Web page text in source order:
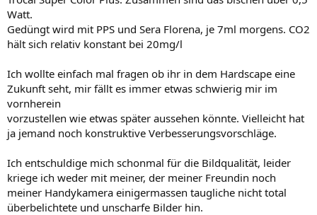
Watt.
Gedüngt wird mit PPS und Sera Florena, je 7ml morgens. CO2
hält sich relativ konstant bei 20mg/l
Ich wollte einfach mal fragen ob ihr in dem Hardscape eine
Zukunft seht, mir fällt es immer etwas schwierig mir im
vornherein
vorzustellen wie etwas später aussehen könnte. Vielleicht hat
ja jemand noch konstruktive Verbesserungsvorschläge.
Ich entschuldige mich schonmal für die Bildqualität, leider
kriege ich weder mit meiner, der meiner Freundin noch
meiner Handykamera einigermassen taugliche nicht total
überbelichtete und unscharfe Bilder hin.